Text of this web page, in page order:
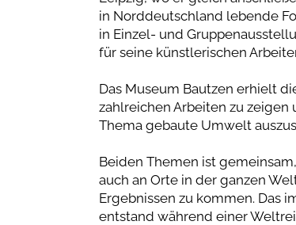
in Norddeutschland lebende
in Einzel- und
für seine künstlerischen
Das Museum Bautzen erhielt
zahlreichen Arbeiten zu zeigen
Thema gebaute Umwelt
Beiden Themen ist
auch an Orte in der ganzen
Ergebnissen zu kommen. Das
entstand während einer